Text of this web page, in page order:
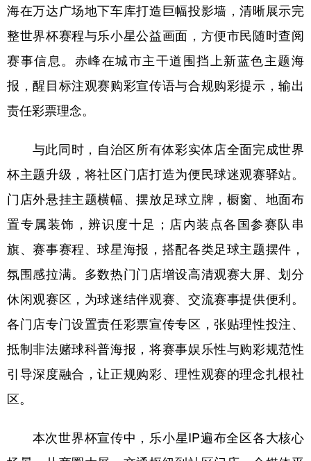
多语种频道
English Español Français عربى
Deutsch
海在万达广场地下车库打造巨幅投影墙，清晰展示完
整世界杯赛程与乐小星公益画面，方便市民随时查阅
赛事信息。赤峰在城市主干道围挡上新蓝色主题海
报，醒目标注观赛购彩宣传语与合规购彩提示，输出
责任彩票理念。
与此同时，自治区所有体彩实体店全面完成世界
杯主题升级，将社区门店打造为便民球迷观赛驿站。
门店外悬挂主题横幅、摆放足球立牌，橱窗、地面布
置专属装饰，辨识度十足；店内装点各国参赛队串
旗、赛事赛程、球星海报，搭配各类足球主题摆件，
氛围感拉满。多数热门门店增设高清观赛大屏、划分
休闲观赛区，为球迷结伴观赛、交流赛事提供便利。
各门店专门设置责任彩票宣传专区，张贴理性投注、
抵制非法赌球科普海报，将赛事娱乐性与购彩规范性
引导深度融合，让正规购彩、理性观赛的理念扎根社
区。
本次世界杯宣传中，乐小星IP遍布全区各大核心